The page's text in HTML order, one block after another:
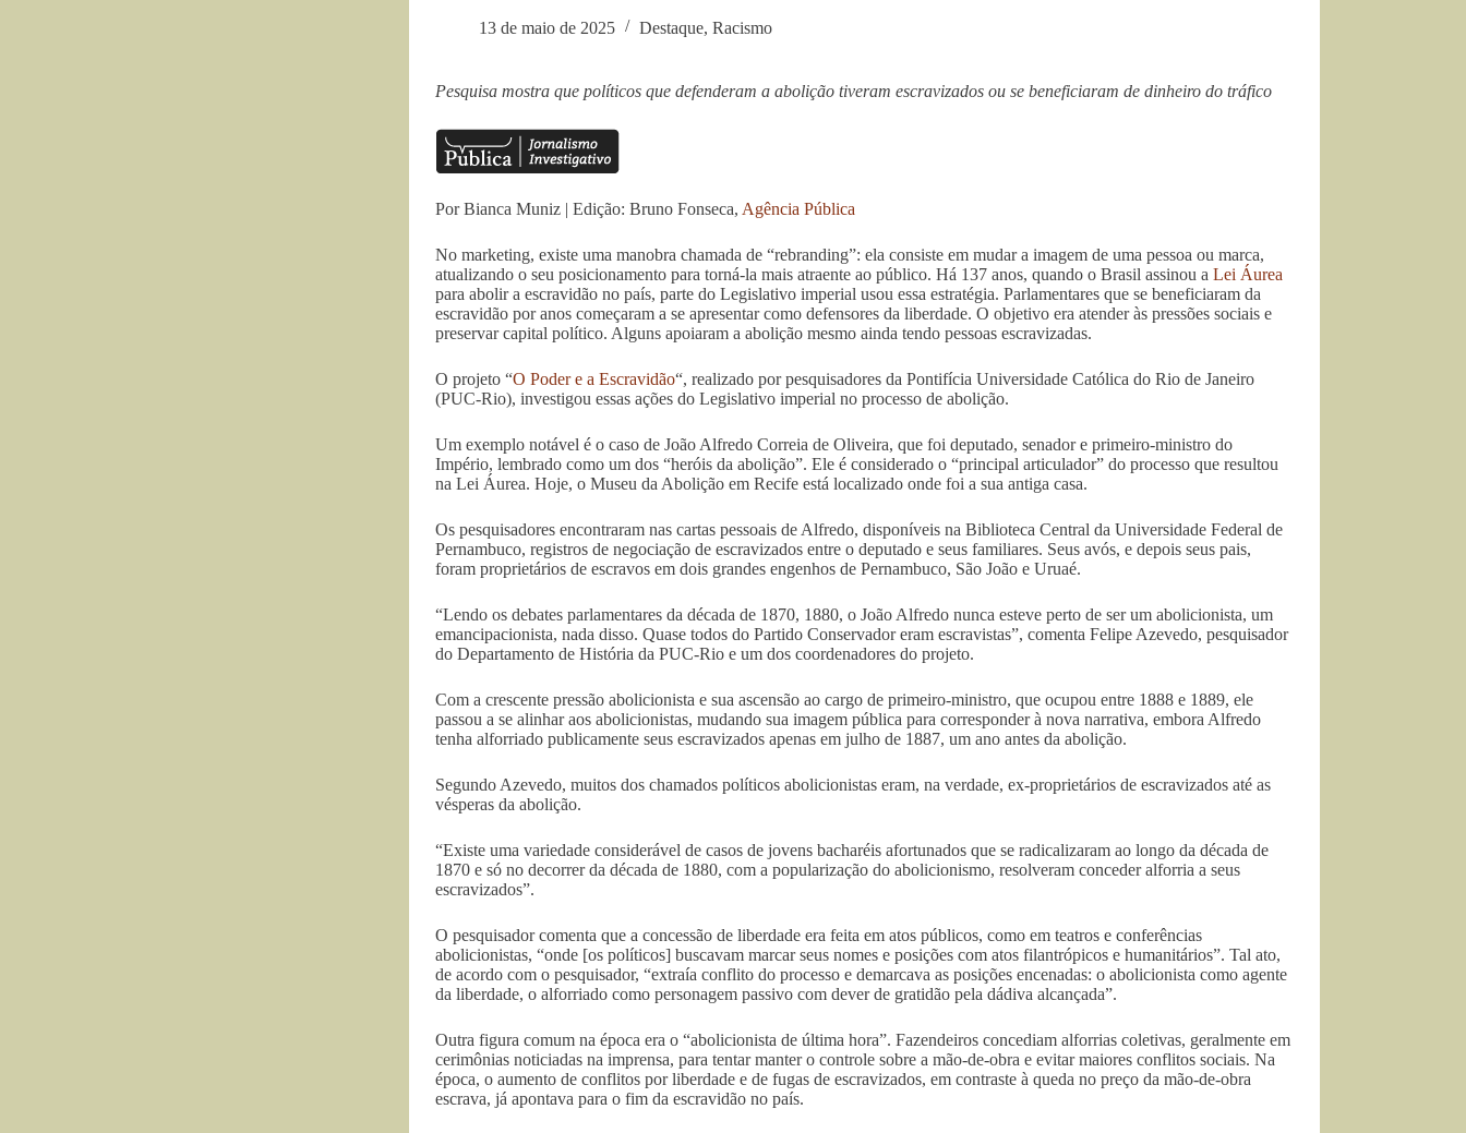
13 de maio de 2025 Destaque, Racismo
Pesquisa mostra que políticos que defenderam a abolição tiveram escravizados ou se beneficiaram de dinheiro do tráfico
Por Bianca Muniz | Edição: Bruno Fonseca, Agência Pública
No marketing, existe uma manobra chamada de “rebranding”: ela consiste em mudar a imagem de uma pessoa ou marca,
atualizando o seu posicionamento para torná-la mais atraente ao público. Há 137 anos, quando o Brasil assinou a Lei Áurea
para abolir a escravidão no país, parte do Legislativo imperial usou essa estratégia. Parlamentares que se beneficiaram da
escravidão por anos começaram a se apresentar como defensores da liberdade. O objetivo era atender às pressões sociais e
preservar capital político. Alguns apoiaram a abolição mesmo ainda tendo pessoas escravizadas.
O projeto “O Poder e a Escravidão“, realizado por pesquisadores da Pontifícia Universidade Católica do Rio de Janeiro
(PUC-Rio), investigou essas ações do Legislativo imperial no processo de abolição.
Um exemplo notável é o caso de João Alfredo Correia de Oliveira, que foi deputado, senador e primeiro-ministro do
Império, lembrado como um dos “heróis da abolição”. Ele é considerado o “principal articulador” do processo que resultou
na Lei Áurea. Hoje, o Museu da Abolição em Recife está localizado onde foi a sua antiga casa.
Os pesquisadores encontraram nas cartas pessoais de Alfredo, disponíveis na Biblioteca Central da Universidade Federal de
Pernambuco, registros de negociação de escravizados entre o deputado e seus familiares. Seus avós, e depois seus pais,
foram proprietários de escravos em dois grandes engenhos de Pernambuco, São João e Uruaé.
“Lendo os debates parlamentares da década de 1870, 1880, o João Alfredo nunca esteve perto de ser um abolicionista, um
emancipacionista, nada disso. Quase todos do Partido Conservador eram escravistas”, comenta Felipe Azevedo, pesquisador
do Departamento de História da PUC-Rio e um dos coordenadores do projeto.
Com a crescente pressão abolicionista e sua ascensão ao cargo de primeiro-ministro, que ocupou entre 1888 e 1889, ele
passou a se alinhar aos abolicionistas, mudando sua imagem pública para corresponder à nova narrativa, embora Alfredo
tenha alforriado publicamente seus escravizados apenas em julho de 1887, um ano antes da abolição.
Segundo Azevedo, muitos dos chamados políticos abolicionistas eram, na verdade, ex-proprietários de escravizados até as
vésperas da abolição.
“Existe uma variedade considerável de casos de jovens bacharéis afortunados que se radicalizaram ao longo da década de
1870 e só no decorrer da década de 1880, com a popularização do abolicionismo, resolveram conceder alforria a seus
escravizados”.
O pesquisador comenta que a concessão de liberdade era feita em atos públicos, como em teatros e conferências
abolicionistas, “onde [os políticos] buscavam marcar seus nomes e posições com atos filantrópicos e humanitários”. Tal ato,
de acordo com o pesquisador, “extraía conflito do processo e demarcava as posições encenadas: o abolicionista como agente
da liberdade, o alforriado como personagem passivo com dever de gratidão pela dádiva alcançada”.
Outra figura comum na época era o “abolicionista de última hora”. Fazendeiros concediam alforrias coletivas, geralmente em
cerimônias noticiadas na imprensa, para tentar manter o controle sobre a mão-de-obra e evitar maiores conflitos sociais. Na
época, o aumento de conflitos por liberdade e de fugas de escravizados, em contraste à queda no preço da mão-de-obra
escrava, já apontava para o fim da escravidão no país.